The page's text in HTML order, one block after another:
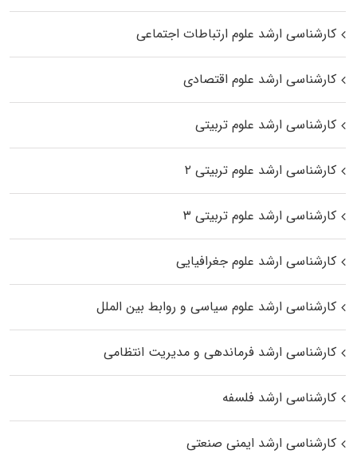
کارشناسی ارشد علوم ارتباطات اجتماعی
کارشناسی ارشد علوم اقتصادی
کارشناسی ارشد علوم تربیتی
کارشناسی ارشد علوم تربیتی ۲
کارشناسی ارشد علوم تربیتی ۳
کارشناسی ارشد علوم جغرافیایی
کارشناسی ارشد علوم سیاسی و روابط بین الملل
کارشناسی ارشد فرماندهی و مدیریت انتظامی
کارشناسی ارشد فلسفه
کارشناسی ارشد ایمنی صنعتی